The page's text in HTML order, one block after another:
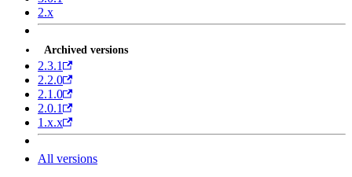
2.x
Archived versions
2.3.1
2.2.0
2.1.0
2.0.1
1.x.x
All versions